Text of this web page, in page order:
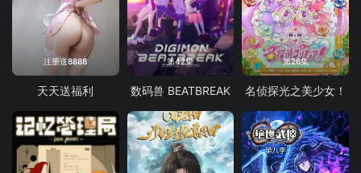
注册送8888
天天送福利
第42集
数码兽 BEATBREAK
第26集
名侦探光之美少女！